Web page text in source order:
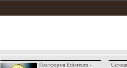
Платформа Ethereum -